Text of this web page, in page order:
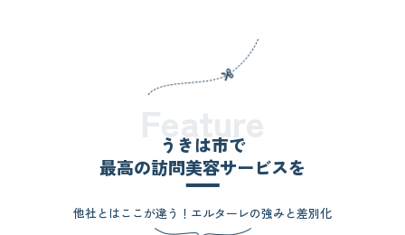
うきは市で
最高の訪問美容サービスを
他社とはここが違う！エルターレの強みと差別化